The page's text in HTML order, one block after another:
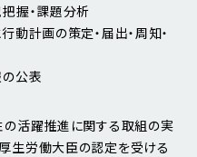
握・課題分析
動計画の策定・届出・周知・
の公表
の活躍推進に関する取組の実
生労働大臣の認定を受ける